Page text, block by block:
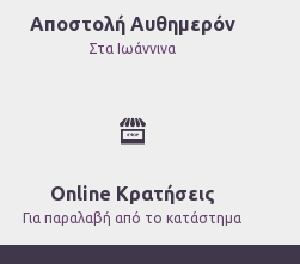
Αποστολή Αυθημερόν
Στα Ιωάννινα
Online Κρατήσεις
Για παραλαβή από το κατάστημα